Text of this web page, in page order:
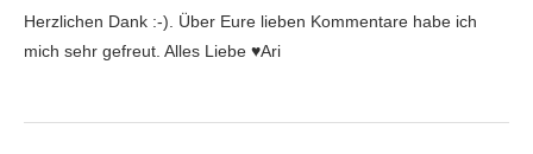
Herzlichen Dank :-). Über Eure lieben Kommentare habe ich
mich sehr gefreut. Alles Liebe ♥Ari